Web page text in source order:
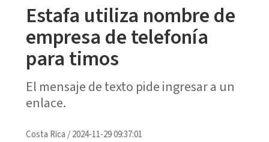
Estafa utiliza nombre de
empresa de telefonía
para timos
El mensaje de texto pide ingresar a un
enlace.
Costa Rica /2024-11-29 09:37:01